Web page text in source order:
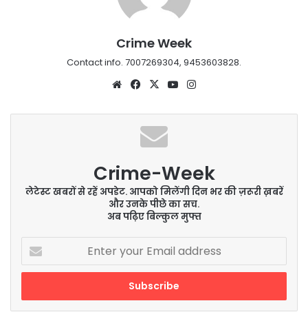
Crime Week
Contact info. 7007269304, 9453603828.
WebsiteFacebook
X YouTube
Crime-Week
लेटेस्ट खबरों से रहें अपडेट. आपको मिलेंगी दिन भर की ज़रूरी ख़बरें
और उनके पीछे का सच.
अब पढ़िए बिल्कुल मुफ्त
Enter
your
Email